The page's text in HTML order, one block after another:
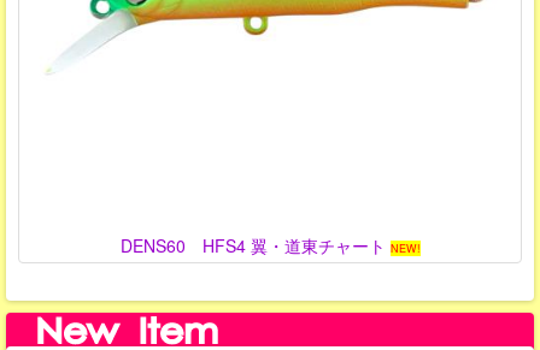
DENS60 HFS4 翼・道東チャート NEW!